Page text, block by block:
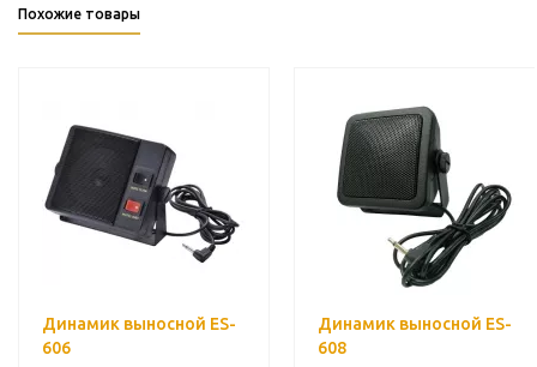
Похожие товары
Динамик выносной ES-
606
Динамик выносной ES-
608